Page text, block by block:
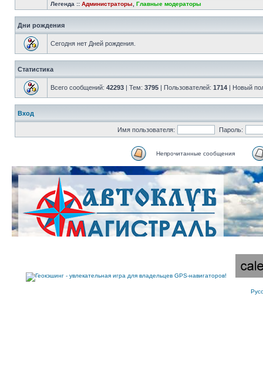
Легенда :: Администраторы Главные модераторы
Дни рождения
Сегодня нет Дней рождения.
Статистика
Всего сообщений: 42293 | Тем: 3795 | Пользователей: 1714 | Новый
Вход
Имя пользователя: Пароль:
Непрочитанные сообщения